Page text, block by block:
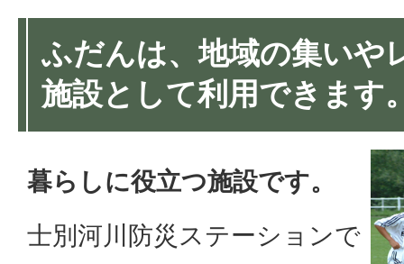
ふだんは、地域の集いや
施設として利用できます
暮らしに役立つ施設です。
士別河川防災ステーションで